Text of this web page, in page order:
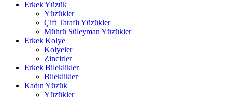
Erkek Yüzük
Yüzükler
Çift Taraflı Yüzükler
Mührü Süleyman Yüzükler
Erkek Kolye
Kolyeler
Zincirler
Erkek Bileklikler
Bileklikler
Kadın Yüzük
Yüzükler